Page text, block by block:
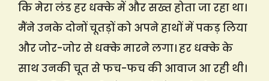
कि मेरा लंड हर धक्के में और सख्त होता जा रहा था।
मैंने उनके दोनों चूतड़ों को अपने हाथों में पकड़ लिया
और जोर-जोर से धक्के मारने लगा। हर धक्के के
साथ उनकी चूत से फच-फच की आवाज आ रही थी।